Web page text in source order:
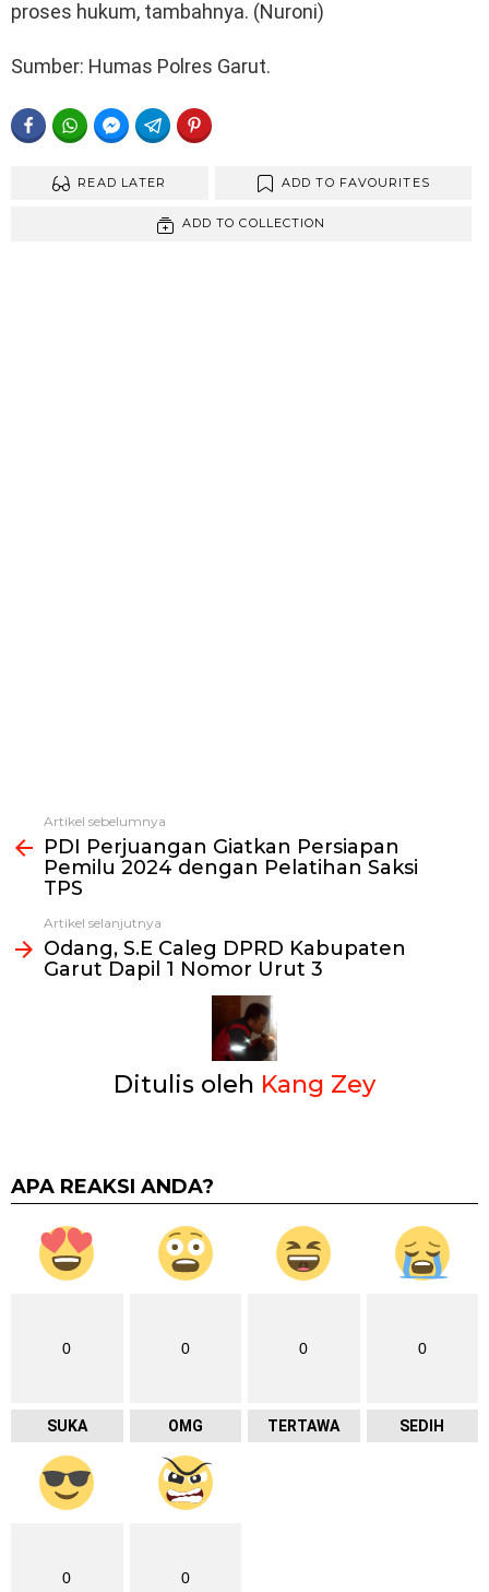
proses hukum, tambahnya. (Nuroni)
Sumber: Humas Polres Garut.
FACEBOOKWHATSAPPFACEBOOK MESSENGER
TELEGRAM
READ LATER ADD TO FAVOURITES
ADD TO COLLECTION
Lihat
selengkapnya
Artikel sebelumnya
PDI Perjuangan Giatkan Persiapan
Pemilu 2024 dengan Pelatihan Saksi
TPS
Artikel selanjutnya
Odang, S.E Caleg DPRD Kabupaten
Garut Dapil 1 Nomor Urut 3
Ditulis oleh Kang Zey
APA REAKSI ANDA?
0
SUKA
0
OMG
0
TERTAWA
0
SEDIH
0 0